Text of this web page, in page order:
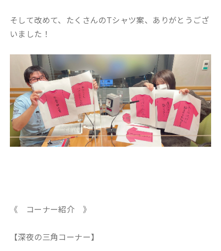
そして改めて、たくさんのTシャツ案、ありがとうござ
いました！
《 コーナー紹介 》
【深夜の三角コーナー】